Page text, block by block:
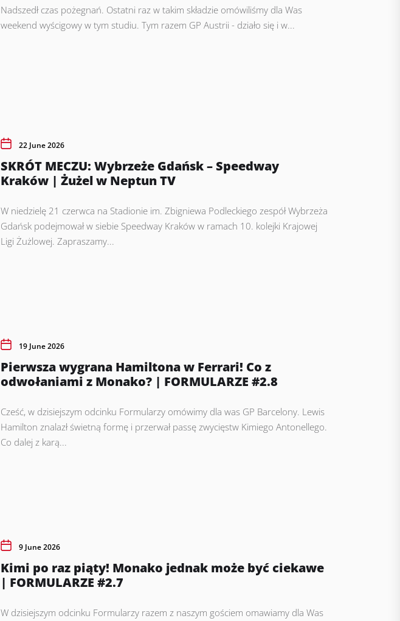
Nadszedł czas pożegnań. Ostatni raz w takim składzie omówiliśmy dla Was
weekend wyścigowy w tym studiu. Tym razem GP Austrii - działo się i w...
22 June 2026
SKRÓT MECZU: Wybrzeże Gdańsk – Speedway
Kraków | Żużel w Neptun TV
W niedzielę 21 czerwca na Stadionie im. Zbigniewa Podleckiego zespół Wybrzeża
Gdańsk podejmował w siebie Speedway Kraków w ramach 10. kolejki Krajowej
Ligi Żużlowej. Zapraszamy...
19 June 2026
Pierwsza wygrana Hamiltona w Ferrari! Co z
odwołaniami z Monako? | FORMULARZE #2.8
Cześć, w dzisiejszym odcinku Formularzy omówimy dla was GP Barcelony. Lewis
Hamilton znalazł świetną formę i przerwał passę zwycięstw Kimiego Antonellego.
Co dalej z karą...
9 June 2026
Kimi po raz piąty! Monako jednak może być ciekawe
| FORMULARZE #2.7
W dzisiejszym odcinku Formularzy razem z naszym gościem omawiamy dla Was